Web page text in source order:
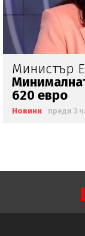
река
Новини преди 3